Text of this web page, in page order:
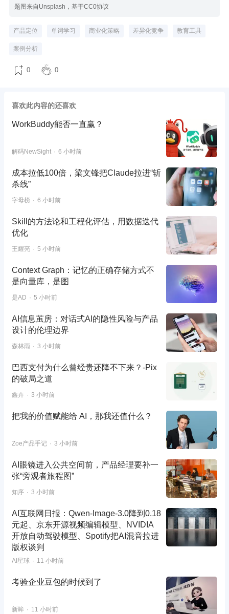
题图来自Unsplash，基于CC0协议
产品定位 单词学习 商业化策略 差异化竞争 教育工具
案例分析
0 0
喜欢此内容的还喜欢
WorkBuddy能否一直赢？
解码NewSight 6 小时前
成本拉低100倍，梁文锋把Claude拉进“斩
杀线”
字母榜 6 小时前
Skill的方法论和工程化评估，用数据迭代
优化
王耀亮 5 小时前
Context Graph：记忆的正确存储方式不
是向量库，是图
是AD 5 小时前
AI信息茧房：对话式AI的隐性风险与产品
设计的伦理边界
森林雨 3 小时前
巴西支付为什么曾经贵还降不下来？-Pix
的破局之道
鑫卉 3 小时前
把我的价值赋能给 AI，那我还值什么？
Zoe产品手记 3 小时前
AI眼镜进入公共空间前，产品经理要补一
张“旁观者旅程图”
知序 3 小时前
AI互联网日报：Qwen-Image-3.0降到0.18
元起、京东开源视频编辑模型、NVIDIA
开放自动驾驶模型、Spotify把AI混音拉进
版权谈判
AI星球 11 小时前
考验企业豆包的时候到了
新眸 11 小时前